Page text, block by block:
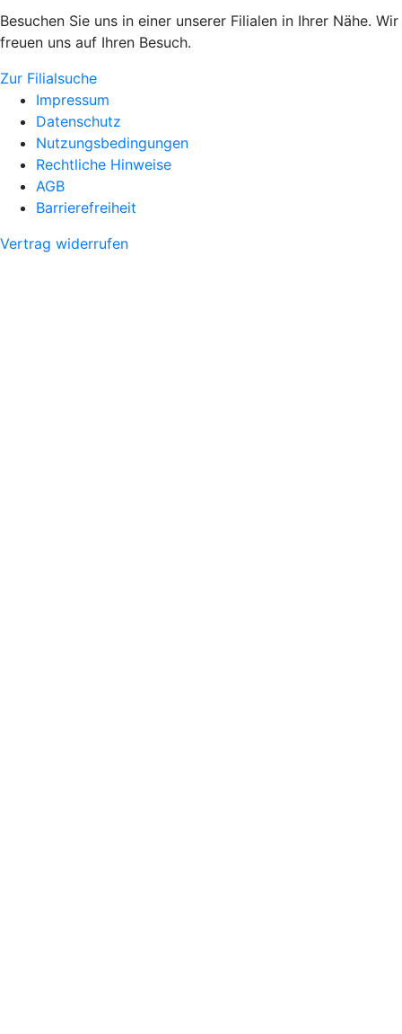
Besuchen Sie uns in einer unserer Filialen in Ihrer Nähe. Wir
freuen uns auf Ihren Besuch.
Zur Filialsuche
Impressum
Datenschutz
Nutzungsbedingungen
Rechtliche Hinweise
AGB
Barrierefreiheit
Vertrag widerrufen